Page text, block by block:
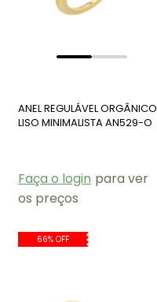
ANEL REGULÁVEL ORGÂNICO
LISO MINIMALISTA AN529-O
Faça o login para ver
os preços
66% OFF